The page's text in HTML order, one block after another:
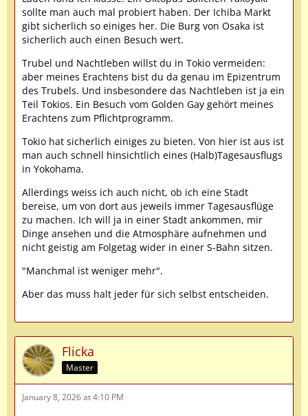
sollte man auch mal probiert haben. Der Ichiba Markt
gibt sicherlich so einiges her. Die Burg von Osaka ist
sicherlich auch einen Besuch wert.
Trubel und Nachtleben willst du in Tokio vermeiden:
aber meines Erachtens bist du da genau im Epizentrum
des Trubels. Und insbesondere das Nachtleben ist ja ein
Teil Tokios. Ein Besuch vom Golden Gay gehört meines
Erachtens zum Pflichtprogramm.
Tokio hat sicherlich einiges zu bieten. Von hier ist aus ist
man auch schnell hinsichtlich eines (Halb)Tagesausflugs
in Yokohama.
Allerdings weiss ich auch nicht, ob ich eine Stadt
bereise, um von dort aus jeweils immer Tagesausflüge
zu machen. Ich will ja in einer Stadt ankommen, mir
Dinge ansehen und die Atmosphäre aufnehmen und
nicht geistig am Folgetag wider in einer S-Bahn sitzen.
"Manchmal ist weniger mehr".
Aber das muss halt jeder für sich selbst entscheiden.
Flicka
Master
January 8, 2026 at 4:10 PM